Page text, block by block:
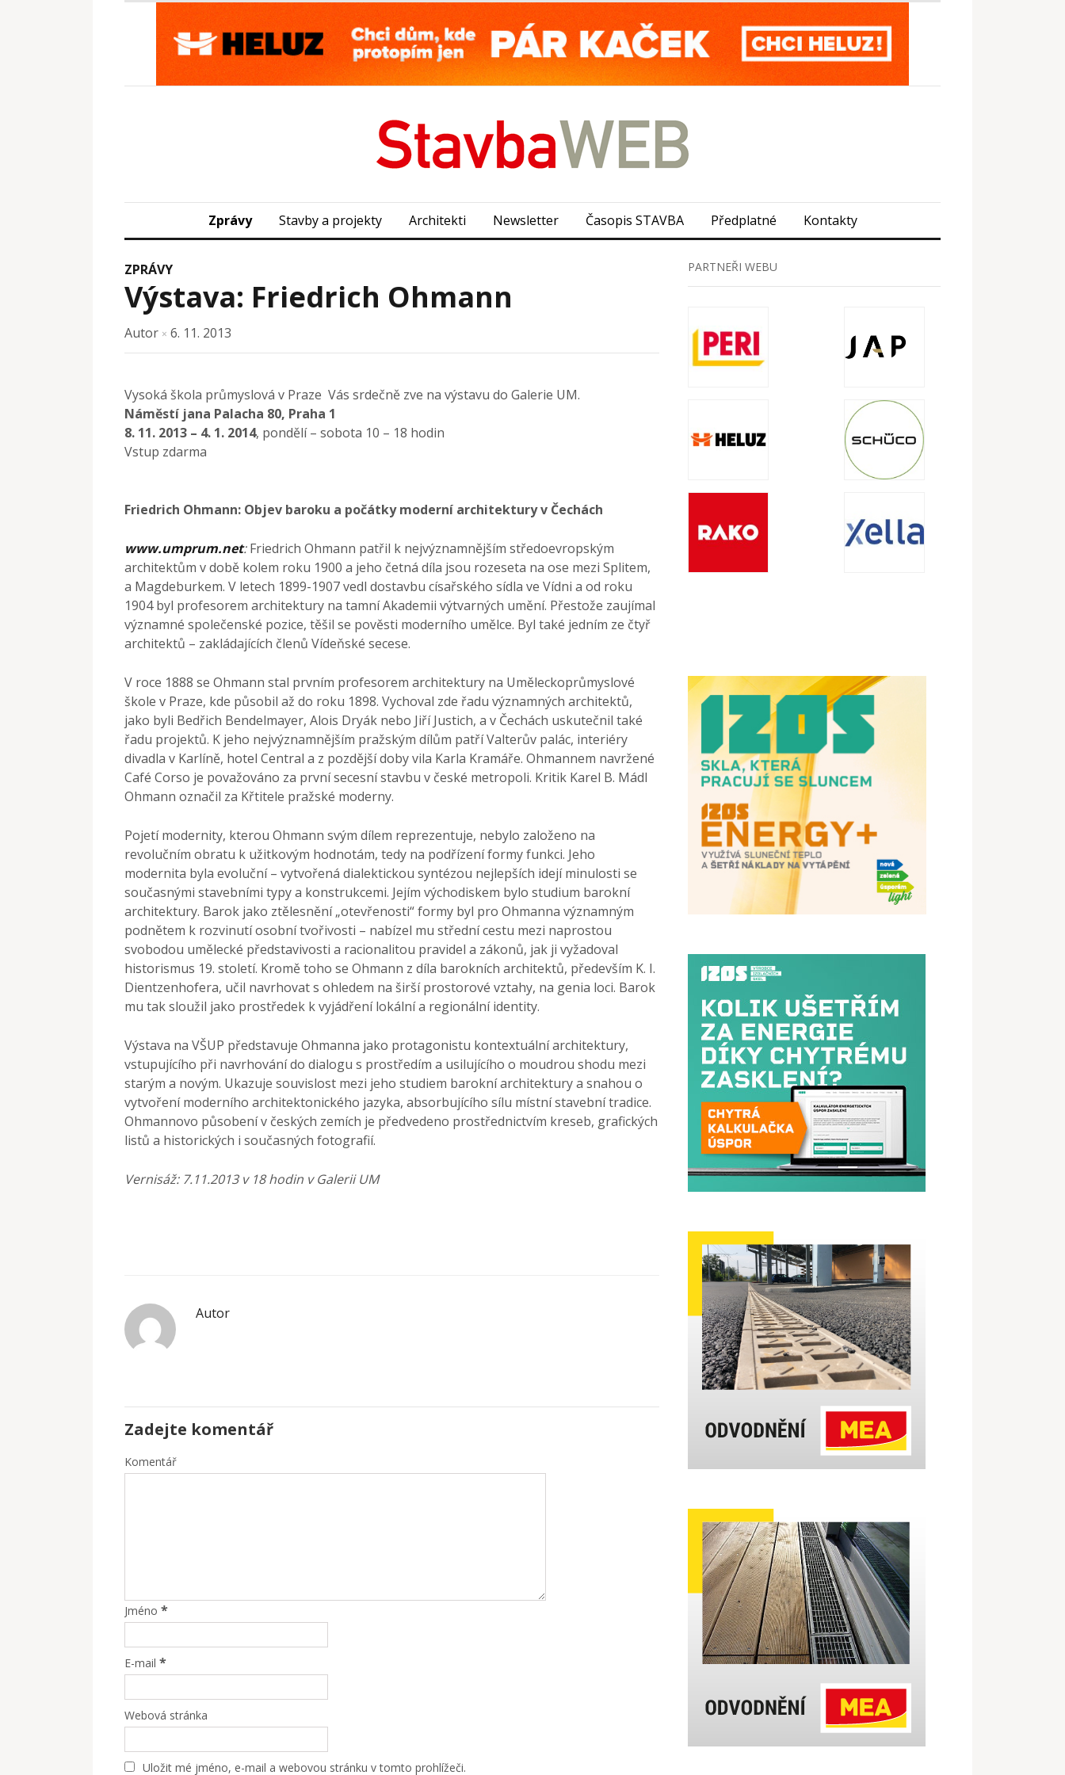
Zprávy Stavby a projekty Architekti Newsletter Časopis STAVBA Předplatné Kontakty
ZPRÁVY
Výstava: Friedrich Ohmann
Autor × 6. 11. 2013
Vysoká škola průmyslová v Praze Vás srdečně zve na výstavu do Galerie UM.
Náměstí jana Palacha 80, Praha 1
8. 11. 2013 – 4. 1. 2014, pondělí – sobota 10 – 18 hodin
Vstup zdarma
Friedrich Ohmann: Objev baroku a počátky moderní architektury v Čechách
www.umprum.net:Friedrich Ohmann patřil k nejvýznamnějším středoevropským
architektům v době kolem roku 1900 a jeho četná díla jsou rozeseta na ose mezi Splitem,
a Magdeburkem. V letech 1899-1907 vedl dostavbu císařského sídla ve Vídni a od roku
1904 byl profesorem architektury na tamní Akademii výtvarných umění. Přestože zaujímal
významné společenské pozice, těšil se pověsti moderního umělce. Byl také jedním ze čtyř
architektů – zakládajících členů Vídeňské secese.
V roce 1888 se Ohmann stal prvním profesorem architektury na Uměleckoprůmyslové
škole v Praze, kde působil až do roku 1898. Vychoval zde řadu významných architektů,
jako byli Bedřich Bendelmayer, Alois Dryák nebo Jiří Justich, a v Čechách uskutečnil také
řadu projektů. K jeho nejvýznamnějším pražským dílům patří Valterův palác, interiéry
divadla v Karlíně, hotel Central a z pozdější doby vila Karla Kramáře. Ohmannem navržené
Café Corso je považováno za první secesní stavbu v české metropoli. Kritik Karel B. Mádl
Ohmann označil za Křtitele pražské moderny.
Pojetí modernity, kterou Ohmann svým dílem reprezentuje, nebylo založeno na
revolučním obratu k užitkovým hodnotám, tedy na podřízení formy funkci. Jeho
modernita byla evoluční – vytvořená dialektickou syntézou nejlepších idejí minulosti se
současnými stavebními typy a konstrukcemi. Jejím východiskem bylo studium barokní
architektury. Barok jako ztělesnění „otevřenosti“ formy byl pro Ohmanna významným
podnětem k rozvinutí osobní tvořivosti – nabízel mu střední cestu mezi naprostou
svobodou umělecké představivosti a racionalitou pravidel a zákonů, jak ji vyžadoval
historismus 19. století. Kromě toho se Ohmann z díla barokních architektů, především K. I.
Dientzenhofera, učil navrhovat s ohledem na širší prostorové vztahy, na genia loci. Barok
mu tak sloužil jako prostředek k vyjádření lokální a regionální identity.
Výstava na VŠUP představuje Ohmanna jako protagonistu kontextuální architektury,
vstupujícího při navrhování do dialogu s prostředím a usilujícího o moudrou shodu mezi
starým a novým. Ukazuje souvislost mezi jeho studiem barokní architektury a snahou o
vytvoření moderního architektonického jazyka, absorbujícího sílu místní stavební tradice.
Ohmannovo působení v českých zemích je předvedeno prostřednictvím kreseb, grafických
listů a historických i současných fotografií.
Vernisáž: 7.11.2013 v 18 hodin v Galerii UM
Autor
Zadejte komentář
Komentář
Jméno *
E-mail *
Webová stránka
Uložit mé jméno, e-mail a webovou stránku v tomto prohlížeči.
PARTNEŘI WEBU